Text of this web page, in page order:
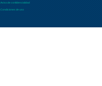
| Condiciones de uso
| Aviso de confidencialidad